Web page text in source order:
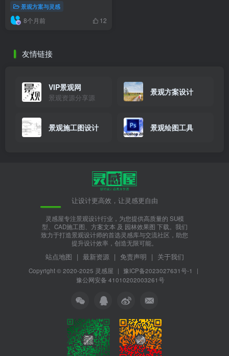
景观方案与灵感
8个月前 12
友情链接
VIP景观网
景观资源分享源
景观方案设计
景观施工图设计 景观绘图工具
让设计更高效，让灵感更自由
灵感屋专注景观设计行业，为您提供高质量的 SU模
型、CAD施工图、方案文本 及 园林效果图 下载。我们
致力于打造景观设计师的首选灵感库与交流社区，助您
提升设计效率，创造无限可能。
站点地图 | 最新资源 | 免责声明 | 关于我们
Copyright © 2020-2025 灵感屋 | 豫ICP备2023027631号-1
|
豫公网安备 41010202003261号